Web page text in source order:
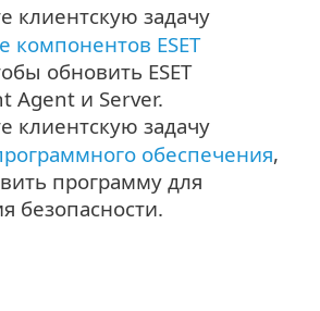
клиентскую задачу
компонентов ESET
обновить ESET
Agent и Server.
клиентскую задачу
обеспечения,
программу для
безопасности.